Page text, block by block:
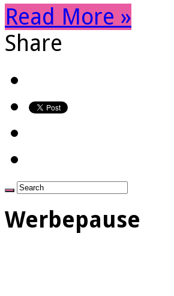
Read More »
Share
Werbepause